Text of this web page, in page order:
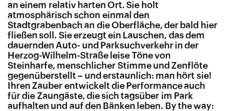
an einem relativ harten Ort. Sie holt
atmosphärisch schon einmal den
Stadtgrabenbach an die Oberfläche, der bald hier
fließen soll. Sie erzeugt ein Lauschen, das dem
dauernden Auto- und Parksuchverkehr in der
Herzog-Wilhelm-Straße leise Töne von
Steinharfe, menschlicher Stimme und Zenflöte
gegenüberstellt – und erstaunlich: man hört sie!
Ihren Zauber entwickelt die Performance auch
für die Zaungäste, die sich tagsüber im Park
aufhalten und auf den Bänken leben. By the way: